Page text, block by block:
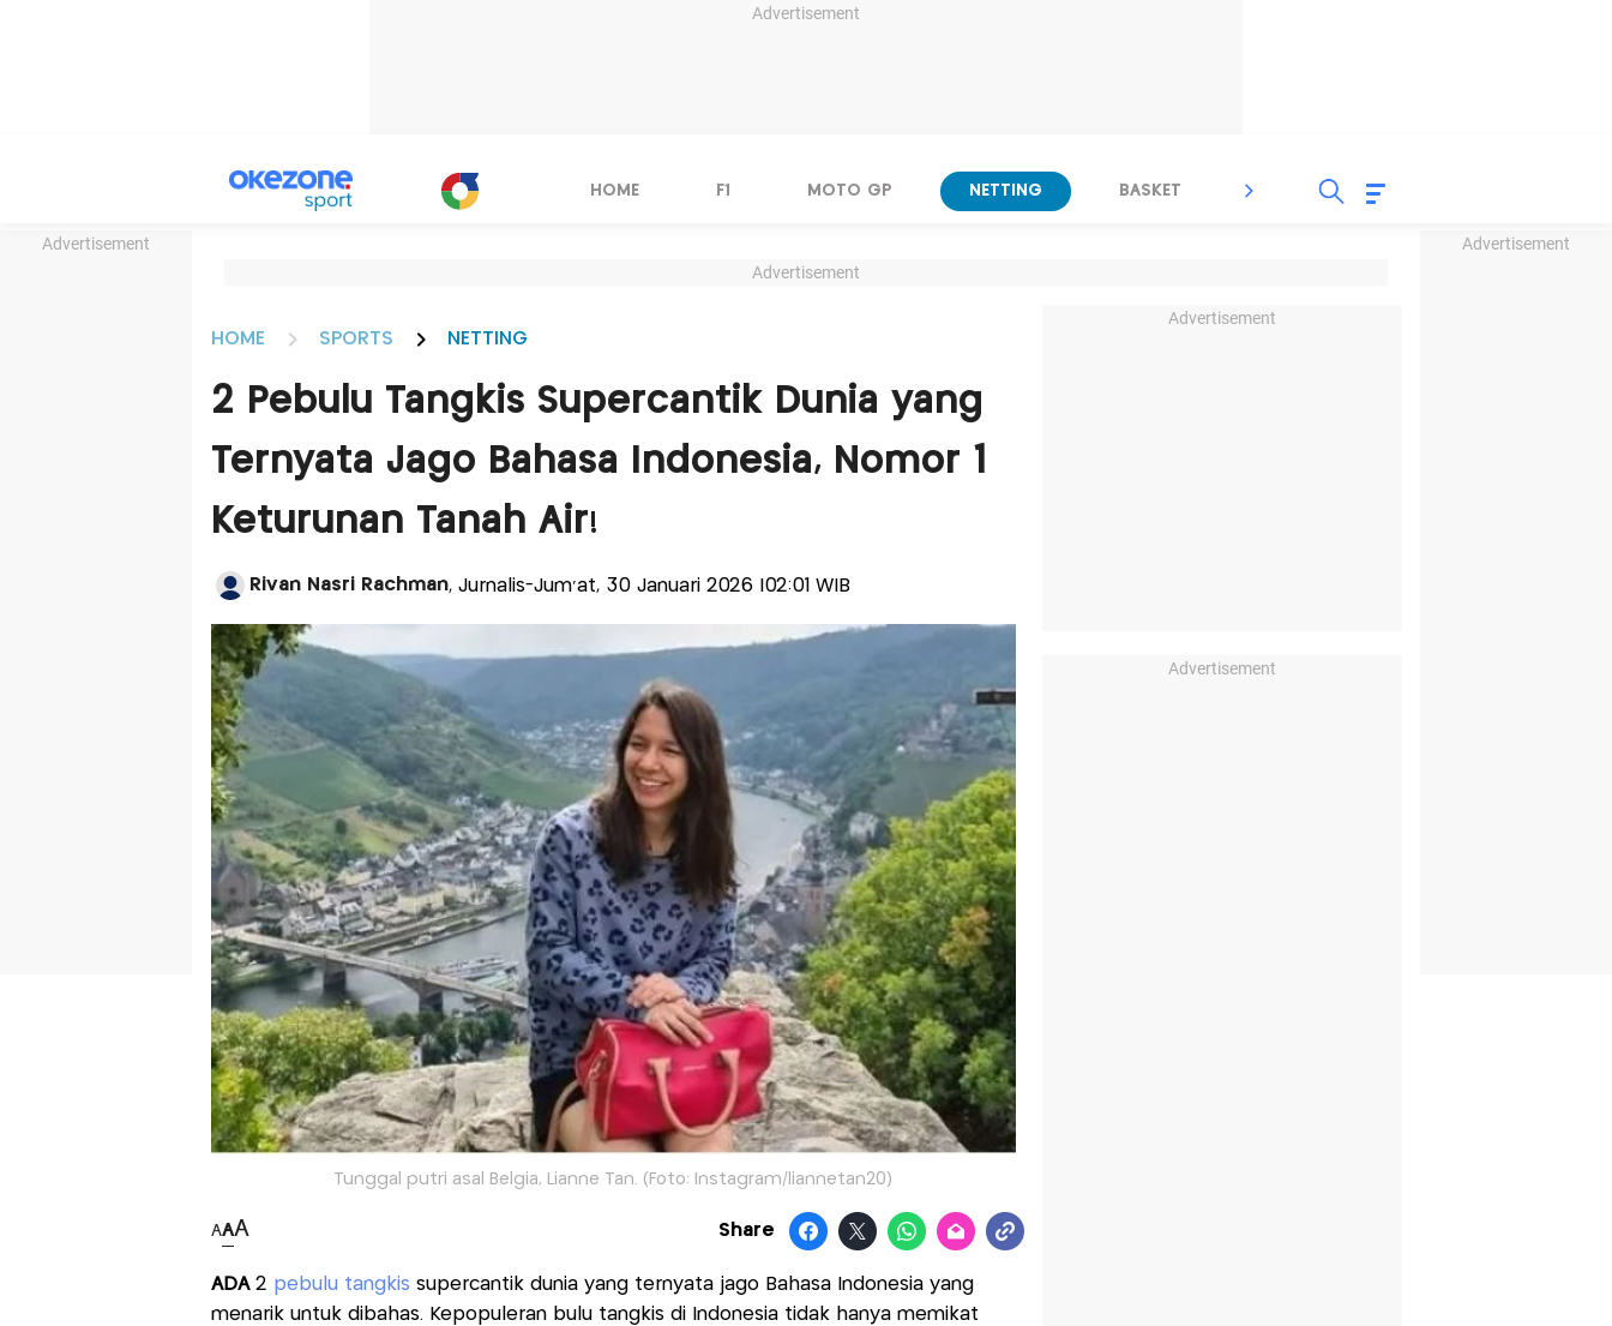
Advertisement
Advertisement Advertisement
HOME F1 MOTO GP NETTING BASKET SPORT LAIN
Advertisement
HOME SPORTS NETTING
2 Pebulu Tangkis Supercantik Dunia yang
Ternyata Jago Bahasa Indonesia, Nomor 1
Keturunan Tanah Air!
Rivan Nasri Rachman, Jurnalis-Jum'at, 30 Januari 2026 |02:01 WIB
Tunggal putri asal Belgia, Lianne Tan. (Foto: Instagram/liannetan20)
AAA Share
ADA 2 pebulu tangkis supercantik dunia yang ternyata jago Bahasa Indonesia yang
menarik untuk dibahas. Kepopuleran bulu tangkis di Indonesia tidak hanya memikat
Advertisement
Advertisement